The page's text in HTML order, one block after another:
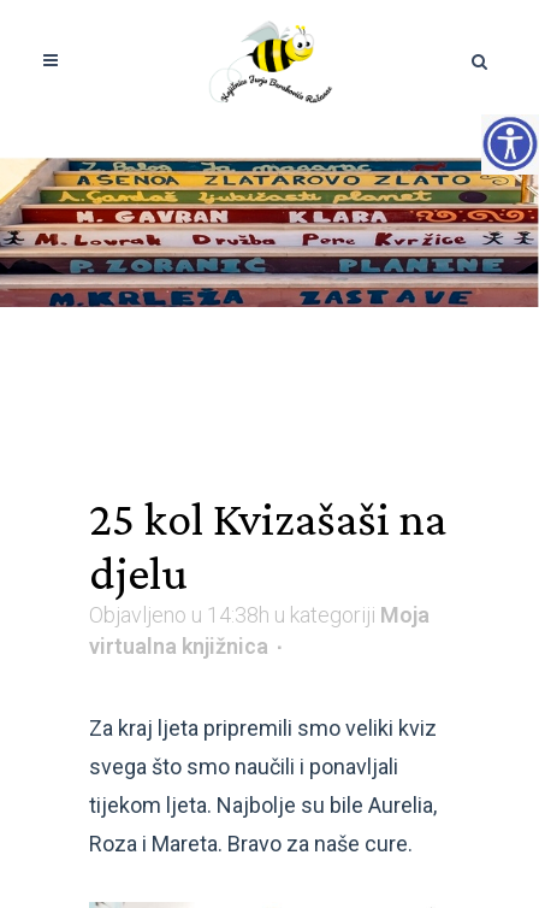
25 kol Kvizašaši na
djelu
Objavljeno u 14:38h u kategoriji Moja
virtualna knjižnica
Za kraj ljeta pripremili smo veliki kviz
svega što smo naučili i ponavljali
tijekom ljeta. Najbolje su bile Aurelia,
Roza i Mareta. Bravo za naše cure.